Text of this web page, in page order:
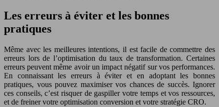
Les erreurs à éviter et les bonnes
pratiques
Même avec les meilleures intentions, il est facile de commettre des
erreurs lors de l’optimisation du taux de transformation. Certaines
erreurs peuvent même avoir un impact négatif sur vos performances.
En connaissant les erreurs à éviter et en adoptant les bonnes
pratiques, vous pouvez maximiser vos chances de succès. Ignorer
ces conseils, c’est risquer de gaspiller votre temps et vos ressources,
et de freiner votre optimisation conversion et votre stratégie CRO.